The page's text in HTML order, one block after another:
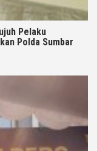
Pelaku
Polda Sumbar